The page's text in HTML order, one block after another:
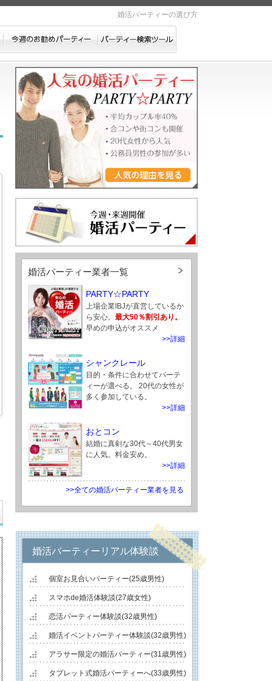
婚活パーティーの選び方
婚活パーティー業者一覧
PARTY☆PARTY
上場企業IBJが直営しているか
ら安心。最大50％割引あり。
早めの申込がオススメ
>>詳細
シャンクレール
目的・条件に合わせてパーテ
ィーが選べる。 20代の女性が
多く参加している。
>>詳細
おとコン
結婚に真剣な30代～40代男女
に人気。料金安め。
>>詳細
>>全ての婚活パーティー業者を見る
婚活パーティーリアル体験談
個室お見合いパーティー(25歳男性)
スマホde婚活体験談(27歳女性)
恋活パーティー体験談(32歳男性)
婚活イベントパーティー体験談(32歳男性)
アラサー限定の婚活パーティー(31歳男性)
タブレット式婚活パーティーへ(33歳男性)